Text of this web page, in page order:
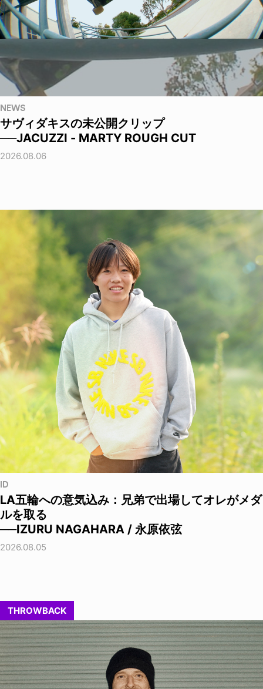
NEWS
サヴィダキスの未公開クリップ
──JACUZZI - MARTY ROUGH CUT
2026.08.06
ID
LA五輪への意気込み：兄弟で出場してオレがメダ
ルを取る
──IZURU NAGAHARA / 永原依弦
2026.08.05
THROWBACK